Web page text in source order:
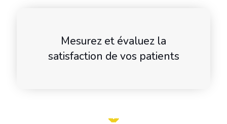
Mesurez et évaluez la
satisfaction de vos patients